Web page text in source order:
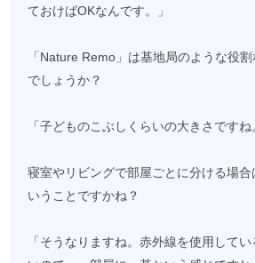
ておけばOKなんです。」
「Nature Remo」は基地局のような役
でしょうか？
「子どものこぶしくらいの大きさですね
寝室やリビングで部屋ごとに分ける場
いうことですかね？
「そうなりますね。赤外線を使用して